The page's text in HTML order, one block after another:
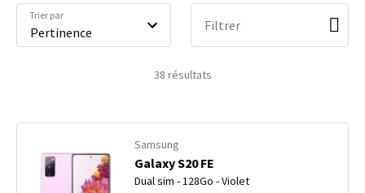
38 résultats
Trier par
Filtrer
Samsung
Galaxy S20 FE
Dual sim - 128Go - Violet